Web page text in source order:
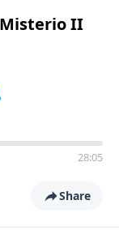
II
28:05
Share